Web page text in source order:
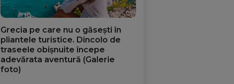
Grecia pe care nu o găsești în
pliantele turistice. Dincolo de
traseele obișnuite începe
adevărata aventură (Galerie
foto)